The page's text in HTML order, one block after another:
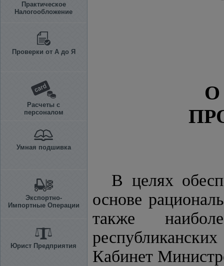
Практическое
Налогообложение
Проверки от А до Я
Расчеты с
персоналом
Умная подшивка
Экспортно-
Импортные Операции
Юрист Предприятия
В целях
основе
также
Кабинет